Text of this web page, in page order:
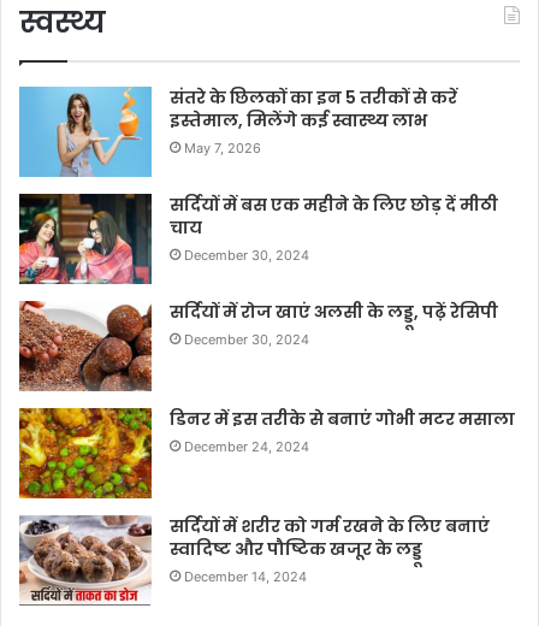
स्वस्थ्य
संतरे के छिलकों का इन 5 तरीकों से करें
इस्तेमाल, मिलेंगे कई स्वास्थ्य लाभ
May 7, 2026
सर्दियों में बस एक महीने के लिए छोड़ दें मीठी
चाय
December 30, 2024
सर्दियों में रोज खाएं अलसी के लड्डू, पढ़ें रेसिपी
December 30, 2024
डिनर में इस तरीके से बनाएं गोभी मटर मसाला
December 24, 2024
सर्दियों में शरीर को गर्म रखने के लिए बनाएं
स्वादिष्ट और पौष्टिक खजूर के लड्डू
December 14, 2024